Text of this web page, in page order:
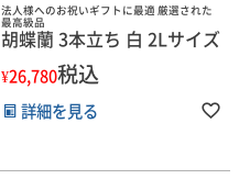
法人様へのお祝いギフトに最適 厳選された
最高級品
胡蝶蘭 3本立ち 白 2Lサイズ
¥26,780税込
詳細を見る